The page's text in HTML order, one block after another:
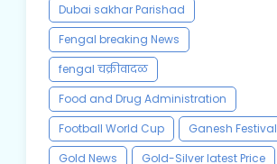
Dubai sakhar Parishad
Fengal breaking News
fengal चक्रीवादळ
Food and Drug Administration
Football World Cup
Ganesh Festival
Gold News
Gold-Silver latest Price